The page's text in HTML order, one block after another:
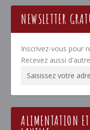
NEWSLETTER
Inscrivez-vous pour
Recevez aussi
ALIMENTATION